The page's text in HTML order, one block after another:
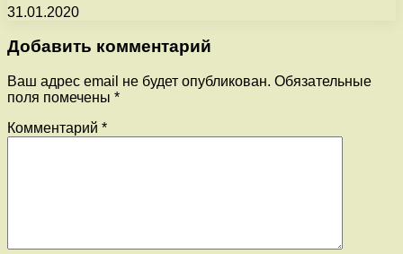
31.01.2020
Добавить комментарий
Ваш адрес email не будет опубликован. Обязательные
поля помечены *
Комментарий *